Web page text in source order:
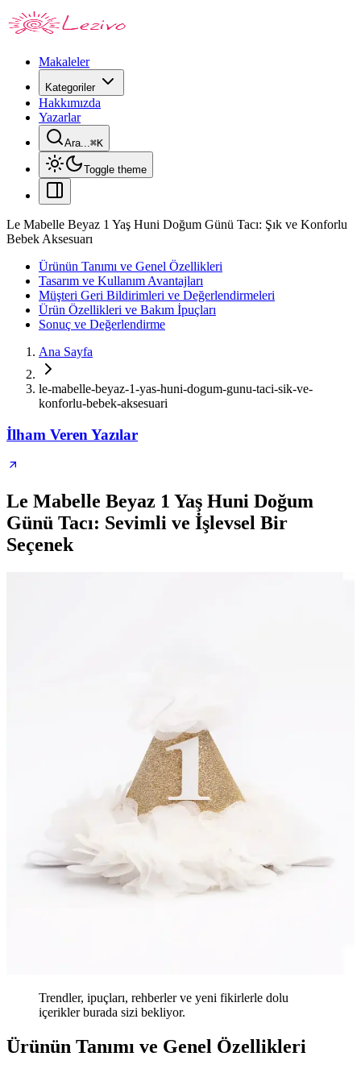
Makaleler
Kategoriler
Hakkımızda
Yazarlar
Ara...⌘K
Toggle theme
Le Mabelle Beyaz 1 Yaş Huni Doğum Günü Tacı: Şık ve Konforlu
Bebek Aksesuarı
Ürünün Tanımı ve Genel Özellikleri
Tasarım ve Kullanım Avantajları
Müşteri Geri Bildirimleri ve Değerlendirmeleri
Ürün Özellikleri ve Bakım İpuçları
Sonuç ve Değerlendirme
Ana Sayfa
le-mabelle-beyaz-1-yas-huni-dogum-gunu-taci-sik-ve-
konforlu-bebek-aksesuari
İlham Veren Yazılar
Le Mabelle Beyaz 1 Yaş Huni Doğum
Günü Tacı: Sevimli ve İşlevsel Bir
Seçenek
Trendler, ipuçları, rehberler ve yeni fikirlerle dolu
içerikler burada sizi bekliyor.
Ürünün Tanımı ve Genel Özellikleri